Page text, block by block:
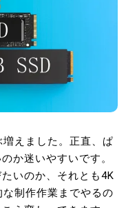
えました。正直、ぱ
か迷いやすいです。
いのか、それとも4K
制作作業までやるの